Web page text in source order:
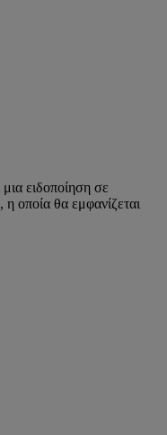
ειδοποίηση σε
οποία θα εμφανίζεται